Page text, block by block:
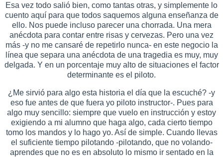
Esa vez todo salió bien, como tantas otras, y simplemente lo
cuento aquí para que todos saquemos alguna enseñanza de
ello. Nos puede incluso parecer una chorrada. Una mera
anécdota para contar entre risas y cervezas. Pero una vez
más -y no me cansaré de repetirlo nunca- en este negocio la
línea que separa una anécdota de una tragedia es muy, muy
delgada. Y en un porcentaje muy alto de situaciones el factor
determinante es el piloto.
¿Me sirvió para algo esta historia el día que la escuché? -y
eso fue antes de que fuera yo piloto instructor-. Pues para
algo muy sencillo: siempre que vuelo en instrucción y estoy
exigiendo a mi alumno que haga algo, cada cierto tiempo
tomo los mandos y lo hago yo. Así de simple. Cuando llevas
el suficiente tiempo pilotando -pilotando, que no volando-
aprendes que no es en absoluto lo mismo ir sentado en la